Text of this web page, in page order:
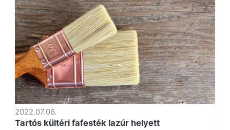
2022.07.06.
Tartós kültéri fafesték lazúr helyett